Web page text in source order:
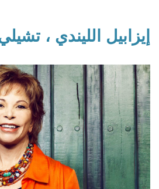
إيزابيل الليندي ، تشيلي